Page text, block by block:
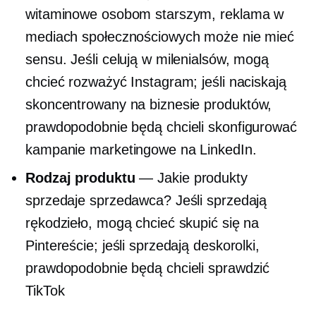
witaminowe osobom starszym, reklama w
mediach społecznościowych może nie mieć
sensu. Jeśli celują w milenialsów, mogą
chcieć rozważyć Instagram; jeśli naciskają
skoncentrowany na biznesie produktów,
prawdopodobnie będą chcieli skonfigurować
kampanie marketingowe na LinkedIn.
Rodzaj produktu — Jakie produkty
sprzedaje sprzedawca? Jeśli sprzedają
rękodzieło, mogą chcieć skupić się na
Pintereście; jeśli sprzedają deskorolki,
prawdopodobnie będą chcieli sprawdzić
TikTok